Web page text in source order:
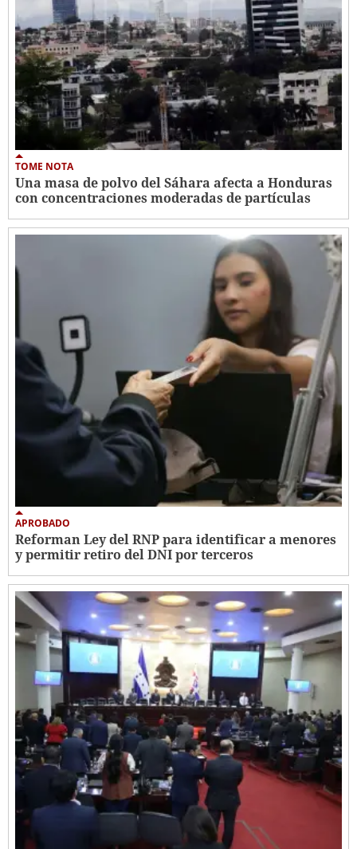
TOME NOTA
Una masa de polvo del Sáhara afecta a Honduras
con concentraciones moderadas de partículas
APROBADO
Reforman Ley del RNP para identificar a menores
y permitir retiro del DNI por terceros